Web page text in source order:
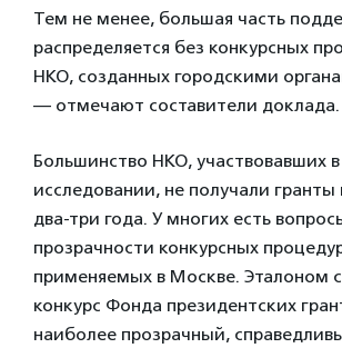
Тем не менее, большая часть
распределяется без конкурсных
НКО, созданных городскими
— отмечают составители доклада.
Большинство НКО, участвовавших в
исследовании, не получали гранты
два-три года. У многих есть
прозрачности конкурсных
применяемых в Москве. Эталоном
конкурс Фонда президентских
наиболее прозрачный,